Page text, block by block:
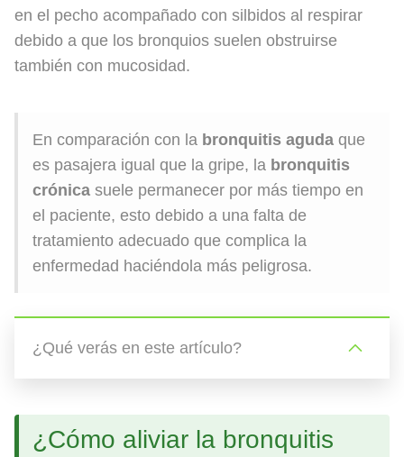
en el pecho acompañado con silbidos al respirar
debido a que los bronquios suelen obstruirse
también con mucosidad.
En comparación con la bronquitis aguda que
es pasajera igual que la gripe, la bronquitis
crónica suele permanecer por más tiempo en
el paciente, esto debido a una falta de
tratamiento adecuado que complica la
enfermedad haciéndola más peligrosa.
¿Qué verás en este artículo?
¿Cómo aliviar la bronquitis